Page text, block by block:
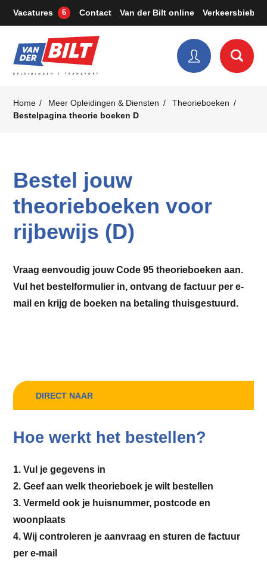
Vacatures 6 Contact Van der Bilt online Verkeersbieb
Home Meer Opleidingen & Diensten
Theorieboeken
Bestelpagina theorie boeken D
Bestel jouw
theorieboeken voor
rijbewijs (D)
Vraag eenvoudig jouw Code 95 theorieboeken aan.
Vul het bestelformulier in, ontvang de factuur per e-
mail en krijg de boeken na betaling thuisgestuurd.
DIRECT NAAR
Hoe werkt het bestellen?
1. Vul je gegevens in
2. Geef aan welk theorieboek je wilt bestellen
3. Vermeld ook je huisnummer, postcode en
woonplaats
4. Wij controleren je aanvraag en sturen de factuur
per e-mail